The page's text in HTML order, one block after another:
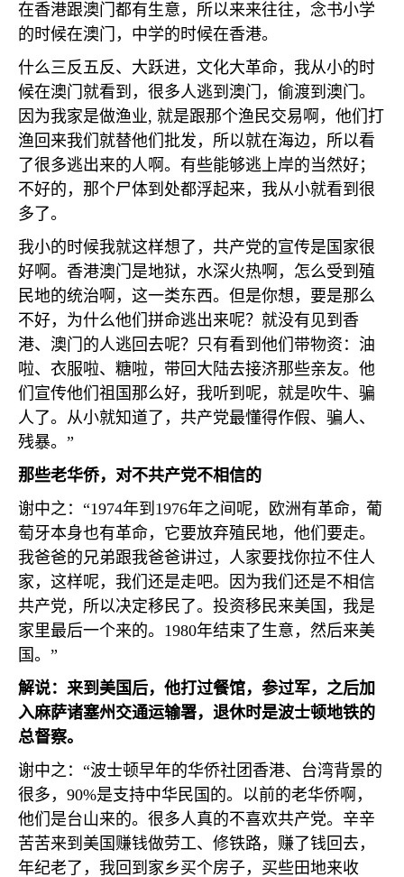
在香港跟澳门都有生意，所以来来往往，念书小学
的时候在澳门，中学的时候在香港。
什么三反五反、大跃进，文化大革命，我从小的时
候在澳门就看到，很多人逃到澳门，偷渡到澳门。
因为我家是做渔业, 就是跟那个渔民交易啊，他们打
渔回来我们就替他们批发，所以就在海边，所以看
了很多逃出来的人啊。有些能够逃上岸的当然好；
不好的，那个尸体到处都浮起来，我从小就看到很
多了。
我小的时候我就这样想了，共产党的宣传是国家很
好啊。香港澳门是地狱，水深火热啊，怎么受到殖
民地的统治啊，这一类东西。但是你想，要是那么
不好，为什么他们拼命逃出来呢？就没有见到香
港、澳门的人逃回去呢？只有看到他们带物资：油
啦、衣服啦、糖啦，带回大陆去接济那些亲友。他
们宣传他们祖国那么好，我听到呢，就是吹牛、骗
人了。从小就知道了，共产党最懂得作假、骗人、
残暴。”
那些老华侨，对不共产党不相信的
谢中之：“1974年到 1976年之间呢，欧洲有革命，葡
萄牙本身也有革命，它要放弃殖民地，他们要走。
我爸爸的兄弟跟我爸爸讲过，人家要找你拉不住人
家，这样呢，我们还是走吧。因为我们还是不相信
共产党，所以决定移民了。投资移民来美国，我是
家里最后一个来的。 1980年结束了生意，然后来美
国。”
解说：来到美国后，他打过餐馆，参过军，之后加
入麻萨诸塞州交通运输署，退休时是波士顿地铁的
总督察。
谢中之：“波士顿早年的华侨社团香港、台湾背景的
很多， 90%是支持中华民国的。以前的老华侨啊，
他们是台山来的。很多人真的不喜欢共产党。辛辛
苦苦来到美国赚钱做劳工、修铁路，赚了钱回去，
年纪老了，我回到家乡买个房子，买些田地来收